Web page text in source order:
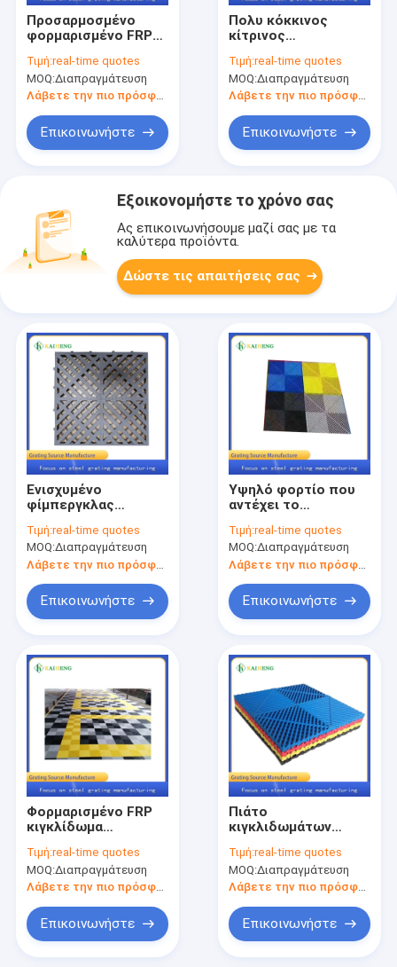
Προσαρμοσμένο
φορμαρισμένο FRP
διάβασης πεζών
φίμπεργκλας για το
γόνιμο έδαφος
Τιμή:real-time quotes
MOQ:Διαπραγμάτευση
Λάβετε την πιο πρόσφατη τιμή
Επικοινωνήστε
Πολυ κόκκινος
κίτρινος
πλέγματος
κιγκλιδωμάτων
διάβασης πεζών
χρώματος
Τιμή:real-time quotes
MOQ:Διαπραγμάτευση
Λάβετε την πιο πρόσφατη τιμή
Επικοινωνήστε
Εξοικονομήστε το χρόνο σας
Ας επικοινωνήσουμε μαζί σας με τα
καλύτερα προϊόντα.
Δώστε τις απαιτήσεις σας
Ενισχυμένο
φίμπεργκλας
φορμαρισμένο FRP
ξύσιμο 4x4 PP
Τιμή:real-time quotes
MOQ:Διαπραγμάτευση
Λάβετε την πιο πρόσφατη τιμή
Επικοινωνήστε
Υψηλό φορτίο που
αντέχει το
πλαστικό πάτωμα
κιγκλιδωμάτων FRP
Τιμή:real-time quotes
MOQ:Διαπραγμάτευση
Επικοινωνήστε
Φορμαρισμένο FRP
κιγκλίδωμα
πατωμάτων
αποξηράνσεων
αντιολισθητικό
Τιμή:real-time quotes
MOQ:Διαπραγμάτευση
Λάβετε την πιο πρόσφατη τιμή
Επικοινωνήστε
Πιάτο
κιγκλιδωμάτων
φίμπεργκλας
πλέγματος
πλέγματος χάλυβα
Τιμή:real-time quotes
MOQ:Διαπραγμάτευση
Λάβετε την πιο πρόσφατη τιμή
Επικοινωνήστε